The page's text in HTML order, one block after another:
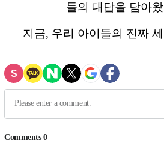
들의 대답을 담아
지금, 우리 아이들의 진짜